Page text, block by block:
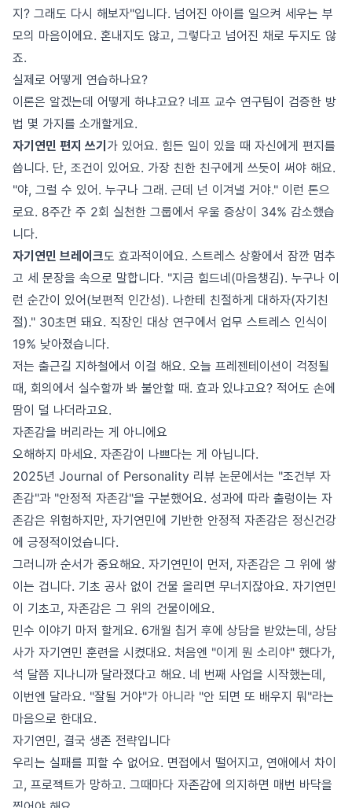
지? 그래도 다시 해보자"입니다. 넘어진 아이를 일으켜 세우는 부
모의 마음이에요. 혼내지도 않고, 그렇다고 넘어진 채로 두지도 않
죠.
실제로 어떻게 연습하나요?
이론은 알겠는데 어떻게 하냐고요? 네프 교수 연구팀이 검증한 방
법 몇 가지를 소개할게요.
자기연민 편지 쓰기 가 있어요. 힘든 일이 있을 때 자신에게 편지를
씁니다. 단, 조건이 있어요. 가장 친한 친구에게 쓰듯이 써야 해요.
"야, 그럴 수 있어. 누구나 그래. 근데 넌 이겨낼 거야." 이런 톤으
로요. 8주간 주 2회 실천한 그룹에서 우울 증상이 34% 감소했습
니다.
자기연민 브레이크도 효과적이에요. 스트레스 상황에서 잠깐 멈추
고 세 문장을 속으로 말합니다. "지금 힘드네(마음챙김). 누구나 이
런 순간이 있어(보편적 인간성). 나한테 친절하게 대하자(자기친
절)." 30초면 돼요. 직장인 대상 연구에서 업무 스트레스 인식이
19% 낮아졌습니다.
저는 출근길 지하철에서 이걸 해요. 오늘 프레젠테이션이 걱정될
때, 회의에서 실수할까 봐 불안할 때. 효과 있냐고요? 적어도 손에
땀이 덜 나더라고요.
자존감을 버리라는 게 아니에요
오해하지 마세요. 자존감이 나쁘다는 게 아닙니다.
2025년 Journal of Personality 리뷰 논문에서는 "조건부 자
존감"과 "안정적 자존감"을 구분했어요. 성과에 따라 출렁이는 자
존감은 위험하지만, 자기연민에 기반한 안정적 자존감은 정신건강
에 긍정적이었습니다.
그러니까 순서가 중요해요. 자기연민이 먼저, 자존감은 그 위에 쌓
이는 겁니다. 기초 공사 없이 건물 올리면 무너지잖아요. 자기연민
이 기초고, 자존감은 그 위의 건물이에요.
민수 이야기 마저 할게요. 6개월 칩거 후에 상담을 받았는데, 상담
사가 자기연민 훈련을 시켰대요. 처음엔 "이게 뭔 소리야" 했다가,
석 달쯤 지나니까 달라졌다고 해요. 네 번째 사업을 시작했는데,
이번엔 달라요. "잘될 거야"가 아니라 "안 되면 또 배우지 뭐"라는
마음으로 한대요.
자기연민, 결국 생존 전략입니다
우리는 실패를 피할 수 없어요. 면접에서 떨어지고, 연애에서 차이
고, 프로젝트가 망하고. 그때마다 자존감에 의지하면 매번 바닥을